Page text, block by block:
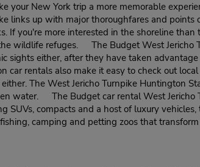
your New York trip a more memorable
links up with major thoroughfares and
If you're more interested in the shoreline
wildlife refuges. The Budget West Jericho
sights either, after they have taken
car rentals also make it easy to check out
The West Jericho Turnpike Huntington
water. The Budget car rental West
SUVs, compacts and a host of luxury
camping and petting zoos that